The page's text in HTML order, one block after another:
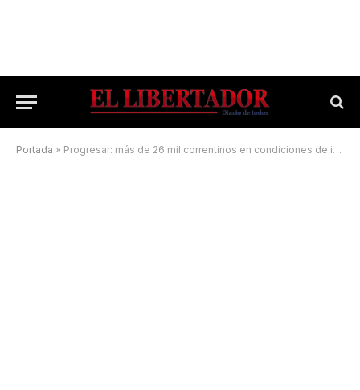
Portada » Progresar: más de 26 mil correntinos en condiciones de inscribirse